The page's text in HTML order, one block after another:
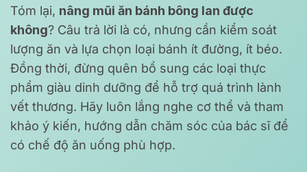
Tóm lại, nâng mũi ăn bánh bông lan được
không? Câu trả lời là có, nhưng cần kiểm soát
lượng ăn và lựa chọn loại bánh ít đường, ít béo.
Đồng thời, đừng quên bổ sung các loại thực
phẩm giàu dinh dưỡng để hỗ trợ quá trình lành
vết thương. Hãy luôn lắng nghe cơ thể và tham
khảo ý kiến, hướng dẫn chăm sóc của bác sĩ để
có chế độ ăn uống phù hợp.